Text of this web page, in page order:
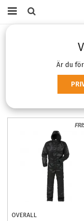
Är du
Övriga
Produktfiltrering
OVERALL